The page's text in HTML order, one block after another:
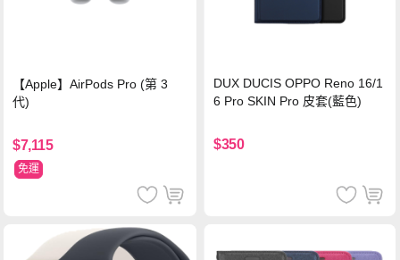
【Apple】AirPods Pro (第 3
代)
$7,115
免運
DUX DUCIS OPPO Reno 16/1
6 Pro SKIN Pro 皮套(藍色)
$350